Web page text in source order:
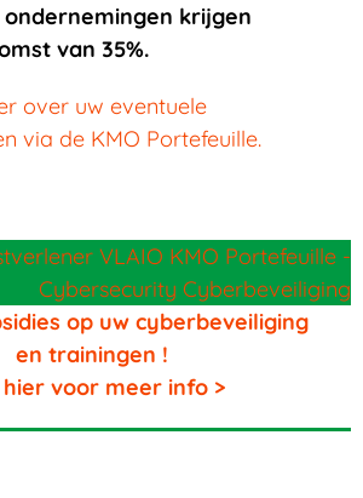
krijgen
van 35%.
over uw eventuele
via de KMO Portefeuille.
op uw cyberbeveiliging
en trainingen !
hier voor meer info >